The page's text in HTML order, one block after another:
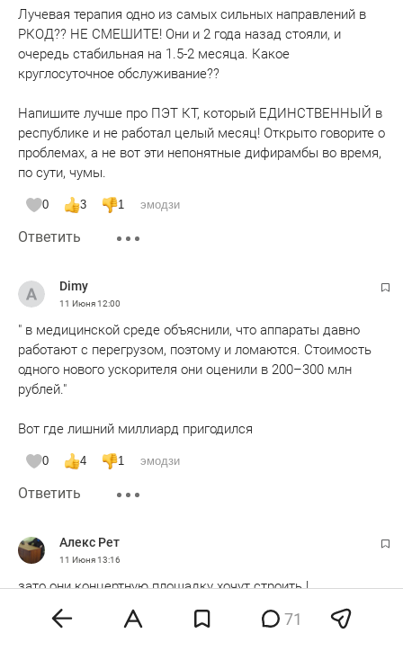
Лучевая терапия одно из самых сильных направлений в
РКОД?? НЕ СМЕШИТЕ! Они и 2 года назад стояли, и
очередь стабильная на 1.5-2 месяца. Какое
круглосуточное обслуживание??
Напишите лучше про ПЭТ КТ, который ЕДИНСТВЕННЫЙ в
республике и не работал целый месяц! Открыто говорите о
проблемах, а не вот эти непонятные дифирамбы во время,
по сути, чумы.
0 3 1 эмодзи
Ответить
Dimy
11 Июня12:00
" в медицинской среде объяснили, что аппараты давно
работают с перегрузом, поэтому и ломаются. Стоимость
одного нового ускорителя они оценили в 200–300 млн
рублей."
Вот где лишний миллиард пригодился
0 4 1 эмодзи
Ответить
Алекс Рет
11 Июня13:16
зато они концертную площадку хочут строить !
71